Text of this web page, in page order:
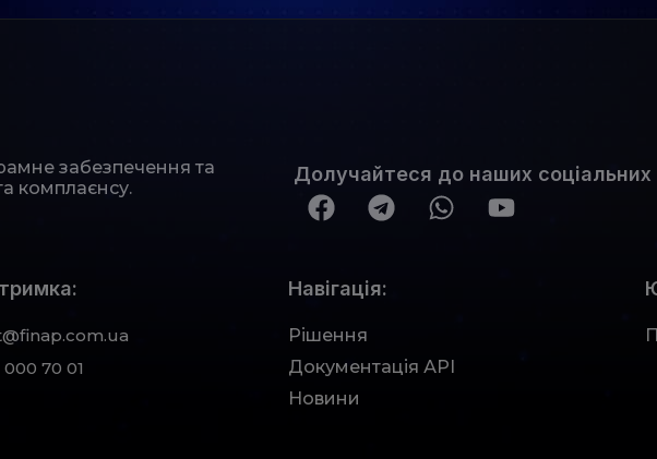
забезпечення та
комплаєнсу.
Долучайтеся до наших
70 01
Рішення
Документація АРІ
Новини
Навігація: